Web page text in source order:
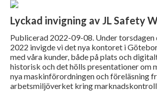
Lyckad invigning av JL Safety
Publicerad 2022-09-08. Under torsdagen
2022 invigde vi det nya kontoret i
med våra kunder, både på plats och
historisk och det hölls presentationer om
nya maskinförordningen och föreläsning
arbetsmiljöverket kring